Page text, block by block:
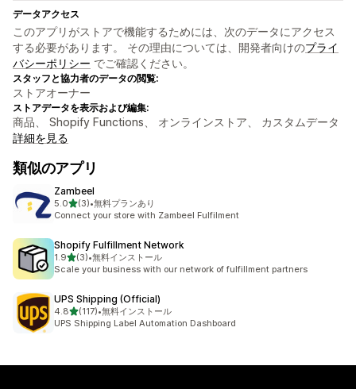
データアクセス
このアプリがストアで機能するためには、次のデータにアクセス
する必要があります。 その理由については、開発者向けのプライ
バシーポリシー でご確認ください。
スタッフと協力者のデータの閲覧:
ストアオーナー
ストアデータを表示および編集:
商品、 Shopify Functions、 オンラインストア、 カスタムデータ
詳細を見る
類似のアプリ
Zambeel
5.05つ星中
(3)
合計レビュー数：3件
•無料プランあり
Connect your store with Zambeel Fulfilment
Shopify Fulfillment Network
1.95つ星中
(3)
合計レビュー数：3件
•無料インストール
Scale your business with our network of fulfillment partners
UPS Shipping (Official)
4.85つ星中
(117)
合計レビュー数：117件
•無料インストール
UPS Shipping Label Automation Dashboard